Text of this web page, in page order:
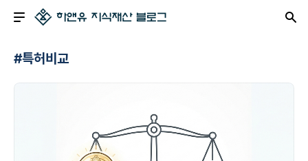
#특허비교